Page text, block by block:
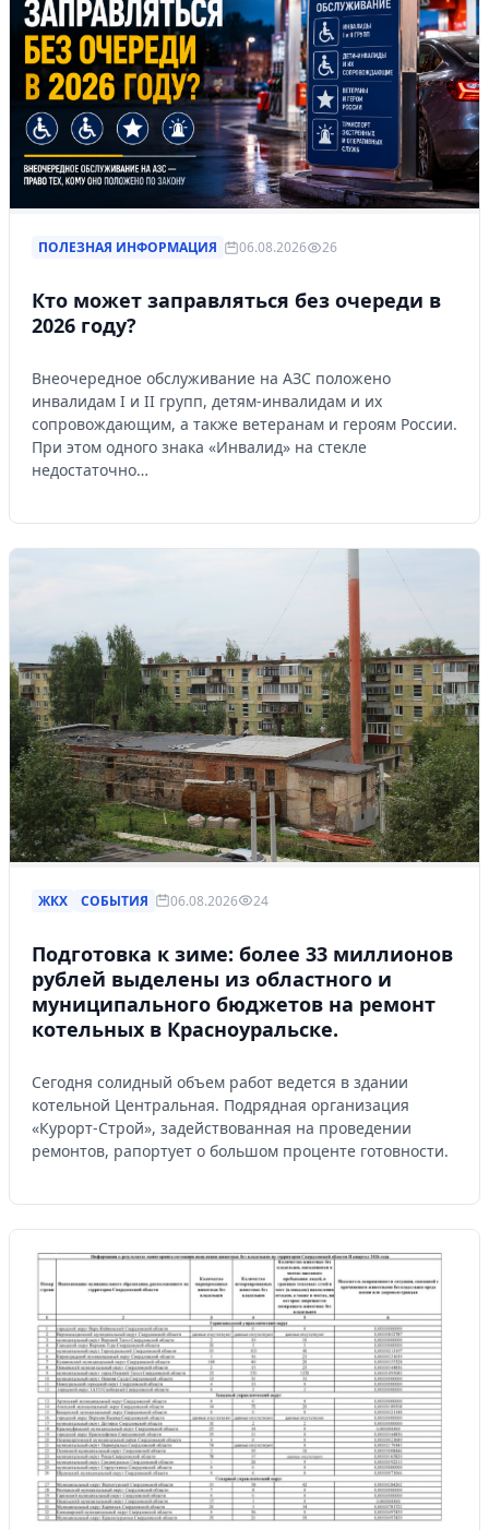
ПОЛЕЗНАЯ ИНФОРМАЦИЯ 06.08.2026 26
Кто может заправляться без очереди в
2026 году?
Внеочередное обслуживание на АЗС положено
инвалидам I и II групп, детям-инвалидам и их
сопровождающим, а также ветеранам и героям России.
При этом одного знака «Инвалид» на стекле
недостаточно…
ЖКХ СОБЫТИЯ 06.08.2026 24
Подготовка к зиме: более 33 миллионов
рублей выделены из областного и
муниципального бюджетов на ремонт
котельных в Красноуральске.
Сегодня солидный объем работ ведется в здании
котельной Центральная. Подрядная организация
«Курорт-Строй», задействованная на проведении
ремонтов, рапортует о большом проценте готовности.